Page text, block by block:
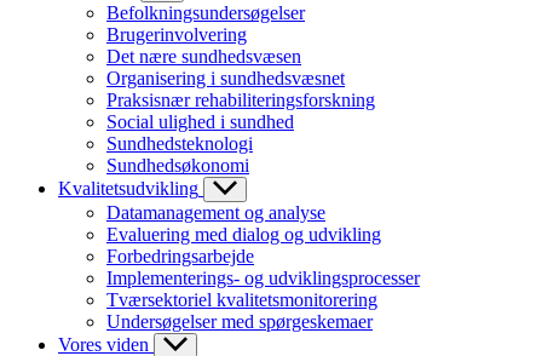
Befolkningsundersøgelser
Brugerinvolvering
Det nære sundhedsvæsen
Organisering i sundhedsvæsnet
Praksisnær rehabiliteringsforskning
Social ulighed i sundhed
Sundhedsteknologi
Sundhedsøkonomi
Kvalitetsudvikling
Datamanagement og analyse
Evaluering med dialog og udvikling
Forbedringsarbejde
Implementerings- og udviklingsprocesser
Tværsektoriel kvalitetsmonitorering
Undersøgelser med spørgeskemaer
Vores viden